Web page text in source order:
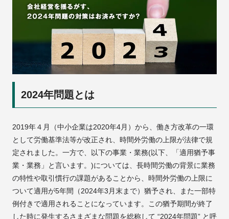
2024年問題とは
2019年４月（中小企業は2020年4月）から、働き方改革の一環
として労働基準法等が改正され、時間外労働の上限が法律で規
定されました。一方で、以下の事業・業務(以下、「適用猶予事
業・業務」と言います。)については、長時間労働の背景に業務
の特性や取引慣行の課題があることから、時間外労働の上限に
ついて適用が5年間（2024年3月末まで）猶予され、また一部特
例付きで適用されることになっています。この猶予期間が終了
した時に発生するさまざまな問題を総称して “2024年問題” と呼